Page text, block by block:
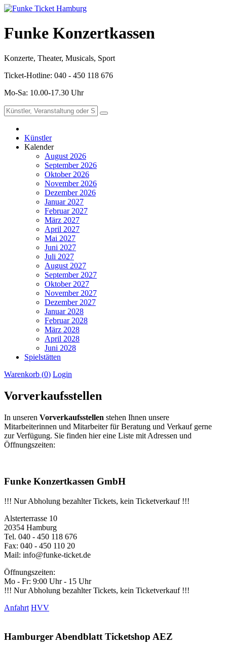
Funke Konzertkassen
Konzerte, Theater, Musicals, Sport
Ticket-Hotline: 040 - 450 118 676
Mo-Sa: 10.00-17.30 Uhr
Künstler
Kalender
August 2026
September 2026
Oktober 2026
November 2026
Dezember 2026
Januar 2027
Februar 2027
März 2027
April 2027
Mai 2027
Juni 2027
Juli 2027
August 2027
September 2027
Oktober 2027
November 2027
Dezember 2027
Januar 2028
Februar 2028
März 2028
April 2028
Juni 2028
Spielstätten
Warenkorb (0) Login
Vorverkaufsstellen
In unseren Vorverkaufsstellen stehen Ihnen unsere
Mitarbeiterinnen und Mitarbeiter für Beratung und Verkauf gerne
zur Verfügung. Sie finden hier eine Liste mit Adressen und
Öffnungszeiten:
Funke Konzertkassen GmbH
!!! Nur Abholung bezahlter Tickets, kein Ticketverkauf !!!
Alsterterrasse 10
20354 Hamburg
Tel. 040 - 450 118 676
Fax: 040 - 450 110 20
Mail: info@funke-ticket.de
Öffnungszeiten:
Mo - Fr: 9:00 Uhr - 15 Uhr
!!! Nur Abholung bezahlter Tickets, kein Ticketverkauf !!!
Anfahrt HVV
Hamburger Abendblatt Ticketshop AEZ